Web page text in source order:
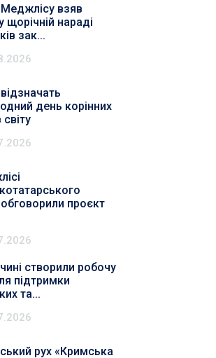
взяв
щорічній нараді
зак...
день корінних
проєкт
створили робочу
підтримки
та...
рух «Кримська